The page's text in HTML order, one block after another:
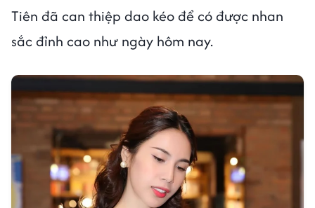
Tiên đã can thiệp dao kéo để có được nhan
sắc đỉnh cao như ngày hôm nay.